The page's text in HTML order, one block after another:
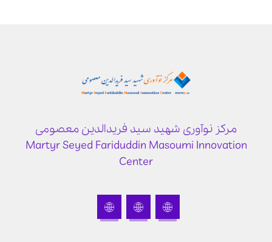
مرکز نوآوری شهید سید فریدالدین معصومی
Martyr Seyed Fariduddin Masoumi Innovation
Center